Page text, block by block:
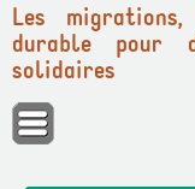
Panneau de gestion des
Les
durable pour
solidaires